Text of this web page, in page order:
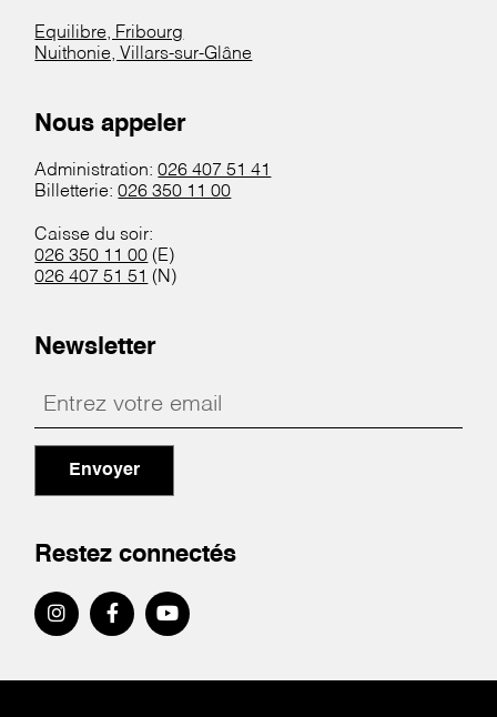
Equilibre, Fribourg
Nuithonie, Villars-sur-Glâne
Nous appeler
Administration:026 407 51 41
Billetterie:026 350 11 00
Caisse du soir:
026 350 11 00 (E)
026 407 51 51 (N)
Newsletter
Envoyer
Restez connectés